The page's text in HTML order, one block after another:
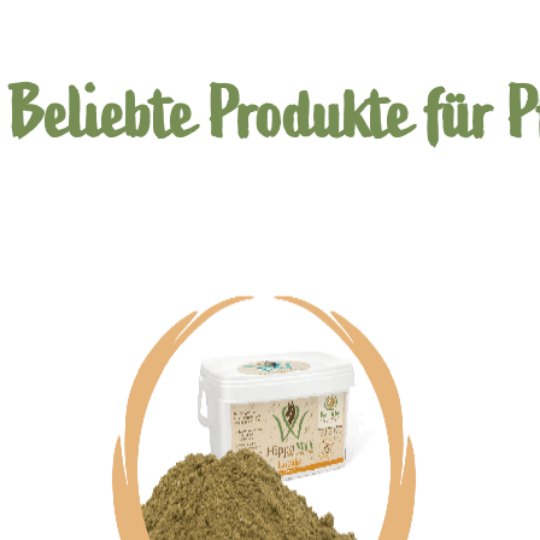
Beliebte Produkte für